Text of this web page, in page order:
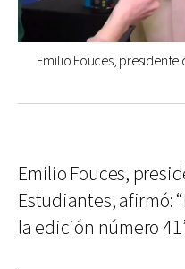
Emilio Fouces, presidente
Emilio Fouces,
Estudiantes, afirmó:
la edición número